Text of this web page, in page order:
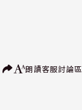
朗讀客服討論區